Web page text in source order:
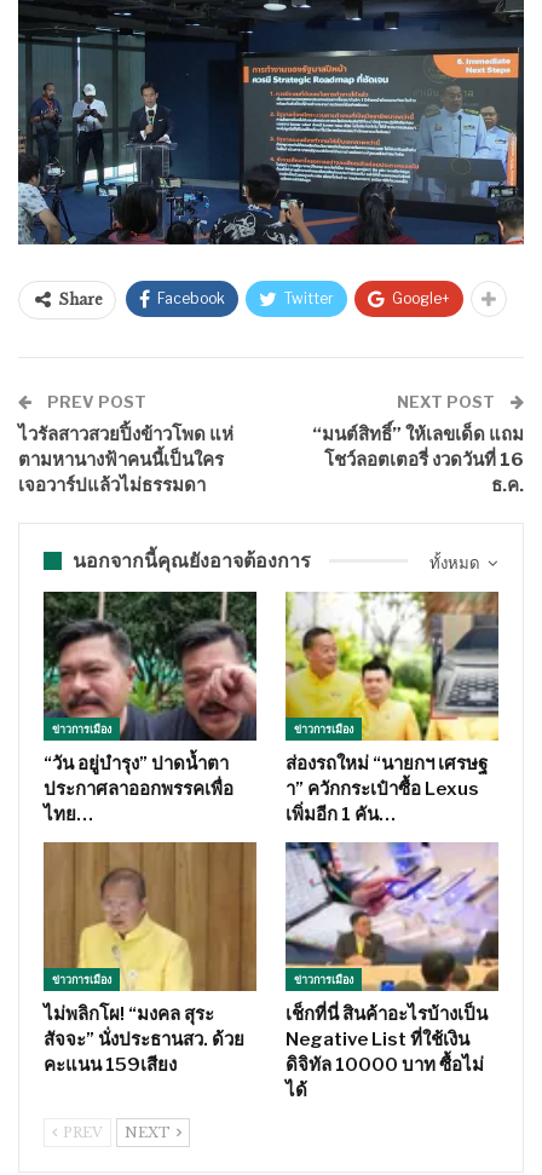
Share Facebook Twitter Google+
PREV POST
ไวรัลสาวสวยปิ้งข้าวโพด แห่
ตามหานางฟ้าคนนี้เป็นใคร
เจอวาร์ปแล้วไม่ธรรมดา
NEXT POST
“มนต์สิทธิ์” ให้เลขเด็ด แถม
โชว์ลอตเตอรี่ งวดวันที่ 16
ธ.ค.
ทั้งหมด
นอกจากนี้คุณยังอาจต้องการ
ข่าวการเมือง
“วัน อยู่บำรุง” ปาดน้ำตา
ประกาศลาออกพรรคเพื่อ
ไทย…
ข่าวการเมือง
ส่องรถใหม่ “นายกฯ เศรษฐ
า” ควักกระเป๋าซื้อ Lexus
เพิ่มอีก 1 คัน…
ข่าวการเมือง
ไม่พลิกโผ! “มงคล สุระ
สัจจะ” นั่งประธานสว. ด้วย
คะแนน 159เสียง
ข่าวการเมือง
เช็กที่นี่ สินค้าอะไรบ้างเป็น
Negative List ที่ใช้เงิน
ดิจิทัล 10000 บาท ซื้อไม่
ได้
PREV NEXT